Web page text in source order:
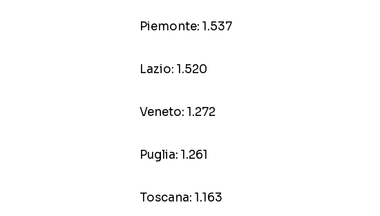
Piemonte: 1.537
Lazio: 1.520
Veneto: 1.272
Puglia: 1.261
Toscana: 1.163